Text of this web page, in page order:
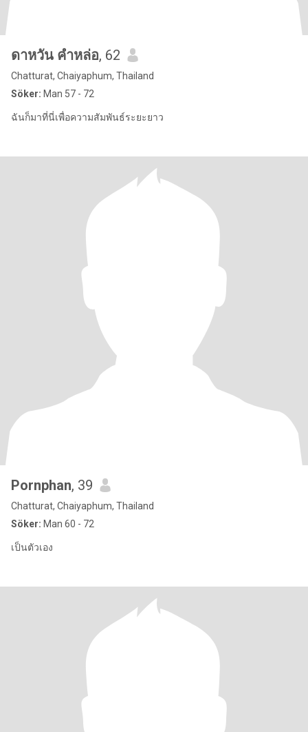
ดาหวัน คำหล่อ, 62
Chatturat, Chaiyaphum, Thailand
Söker: Man 57 - 72
ฉันก็มาที่นี่เพื่อความสัมพันธ์ระยะยาว
Pornphan, 39
Chatturat, Chaiyaphum, Thailand
Söker: Man 60 - 72
เป็นตัวเอง